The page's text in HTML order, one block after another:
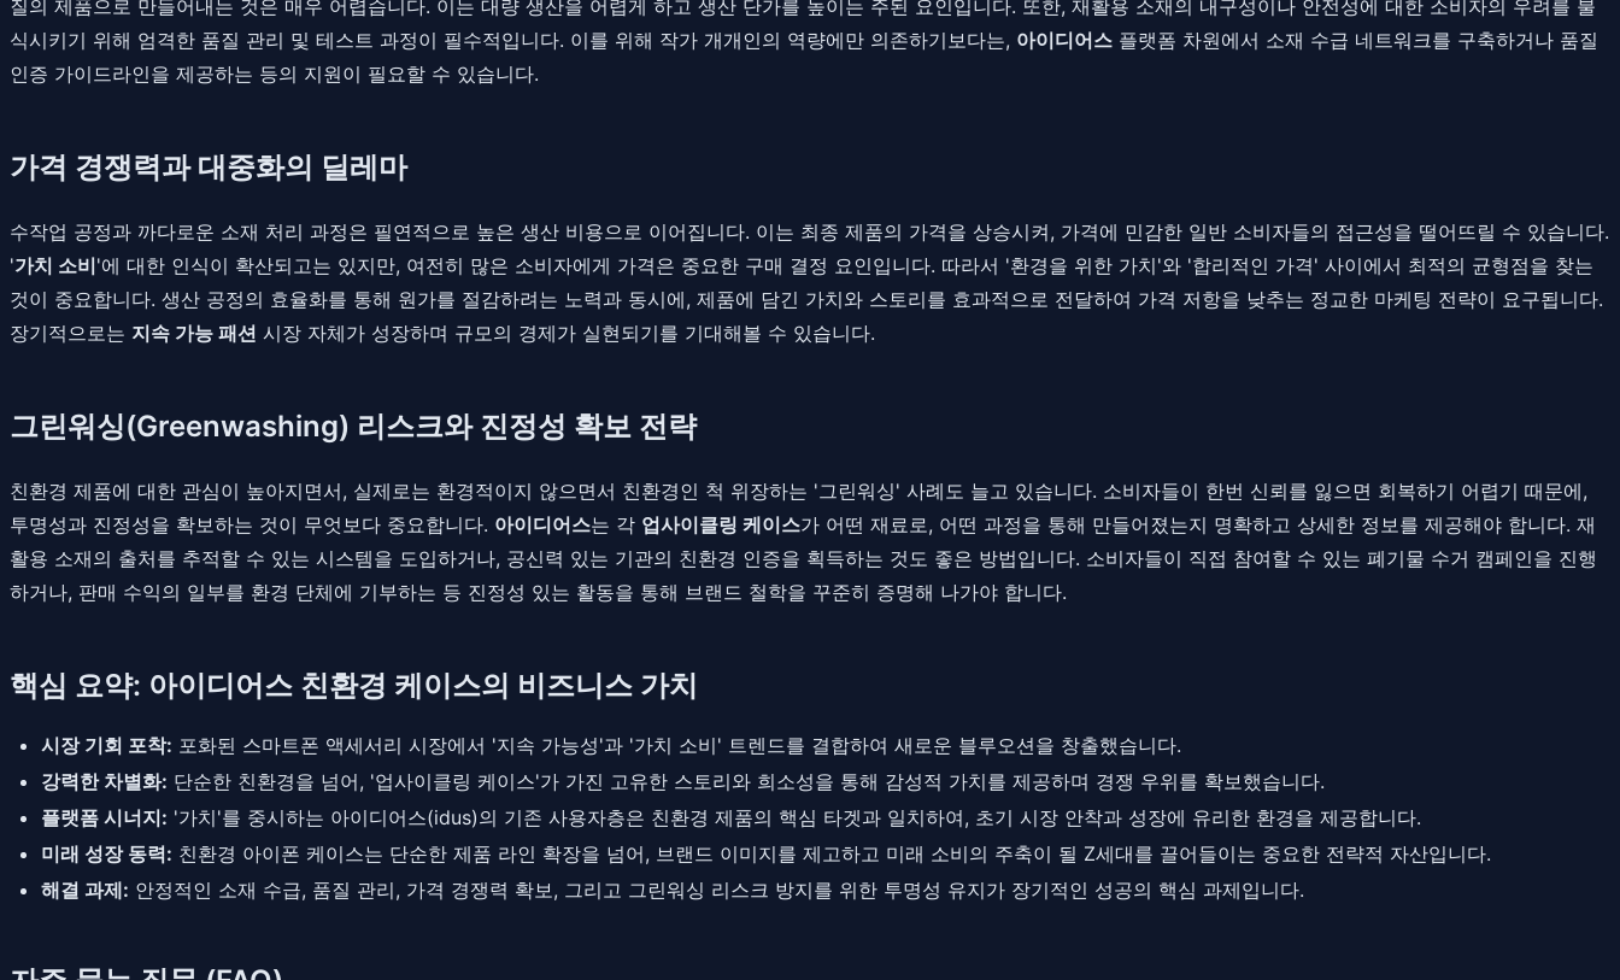
질의 제품으로 만들어내는 것은 매우 어렵습니다. 이는 대량 생산을 어렵게 하고 생산 단가를 높이는 주된 요인입니다. 또한, 재활용 소재의 내구성이나 안전성에 대한 소비자의 우려를 불
식시키기 위해 엄격한 품질 관리 및 테스트 과정이 필수적입니다. 이를 위해 작가 개개인의 역량에만 의존하기보다는, 아이디어스 플랫폼 차원에서 소재 수급 네트워크를 구축하거나 품질
인증 가이드라인을 제공하는 등의 지원이 필요할 수 있습니다.
가격 경쟁력과 대중화의 딜레마
수작업 공정과 까다로운 소재 처리 과정은 필연적으로 높은 생산 비용으로 이어집니다. 이는 최종 제품의 가격을 상승시켜, 가격에 민감한 일반 소비자들의 접근성을 떨어뜨릴 수 있습니다.
'가치 소비'에 대한 인식이 확산되고는 있지만, 여전히 많은 소비자에게 가격은 중요한 구매 결정 요인입니다. 따라서 '환경을 위한 가치'와 '합리적인 가격' 사이에서 최적의 균형점을 찾는
것이 중요합니다. 생산 공정의 효율화를 통해 원가를 절감하려는 노력과 동시에, 제품에 담긴 가치와 스토리를 효과적으로 전달하여 가격 저항을 낮추는 정교한 마케팅 전략이 요구됩니다.
장기적으로는 지속 가능 패션 시장 자체가 성장하며 규모의 경제가 실현되기를 기대해볼 수 있습니다.
그린워싱(Greenwashing) 리스크와 진정성 확보 전략
친환경 제품에 대한 관심이 높아지면서, 실제로는 환경적이지 않으면서 친환경인 척 위장하는 '그린워싱' 사례도 늘고 있습니다. 소비자들이 한번 신뢰를 잃으면 회복하기 어렵기 때문에,
투명성과 진정성을 확보하는 것이 무엇보다 중요합니다. 아이디어스는 각 업사이클링 케이스가 어떤 재료로, 어떤 과정을 통해 만들어졌는지 명확하고 상세한 정보를 제공해야 합니다. 재
활용 소재의 출처를 추적할 수 있는 시스템을 도입하거나, 공신력 있는 기관의 친환경 인증을 획득하는 것도 좋은 방법입니다. 소비자들이 직접 참여할 수 있는 폐기물 수거 캠페인을 진행
하거나, 판매 수익의 일부를 환경 단체에 기부하는 등 진정성 있는 활동을 통해 브랜드 철학을 꾸준히 증명해 나가야 합니다.
핵심 요약: 아이디어스 친환경 케이스의 비즈니스 가치
시장 기회 포착: 포화된 스마트폰 액세서리 시장에서 '지속 가능성'과 '가치 소비' 트렌드를 결합하여 새로운 블루오션을 창출했습니다.
강력한 차별화: 단순한 친환경을 넘어, '업사이클링 케이스'가 가진 고유한 스토리와 희소성을 통해 감성적 가치를 제공하며 경쟁 우위를 확보했습니다.
플랫폼 시너지: '가치'를 중시하는 아이디어스(idus)의 기존 사용자층은 친환경 제품의 핵심 타겟과 일치하여, 초기 시장 안착과 성장에 유리한 환경을 제공합니다.
미래 성장 동력: 친환경 아이폰 케이스는 단순한 제품 라인 확장을 넘어, 브랜드 이미지를 제고하고 미래 소비의 주축이 될 Z세대를 끌어들이는 중요한 전략적 자산입니다.
해결 과제: 안정적인 소재 수급, 품질 관리, 가격 경쟁력 확보, 그리고 그린워싱 리스크 방지를 위한 투명성 유지가 장기적인 성공의 핵심 과제입니다.